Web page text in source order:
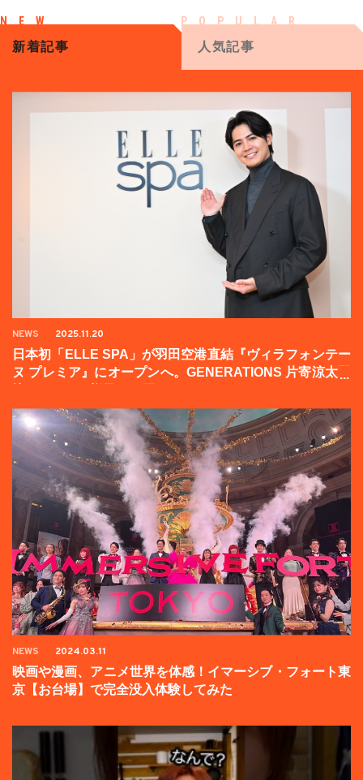
新着記事 人気記事
NEWS 2025.11.20
日本初「ELLE SPA」が羽田空港直結『ヴィラフォンテー
ヌ プレミア』にオープンへ。GENERATIONS 片寄涼太登
NEWS 2024.03.11
映画や漫画、アニメ世界を体感！イマーシブ・フォート東
京【お台場】で完全没入体験してみた